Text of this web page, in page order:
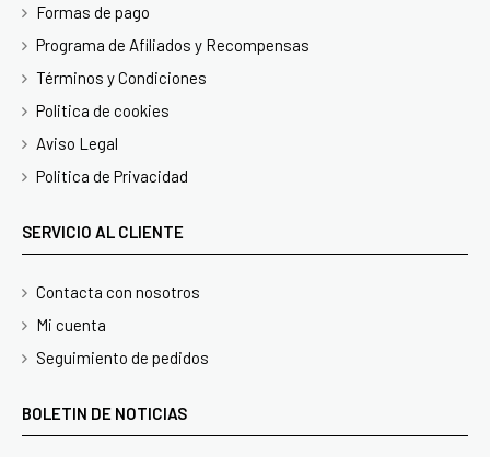
Formas de pago
Programa de Afiliados y Recompensas
Términos y Condiciones
Politica de cookies
Aviso Legal
Politica de Privacidad
SERVICIO AL CLIENTE
Contacta con nosotros
Mi cuenta
Seguimiento de pedidos
BOLETIN DE NOTICIAS